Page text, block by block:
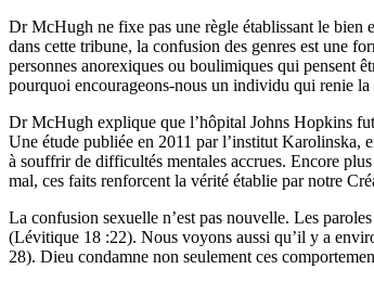
Dr McHugh ne fixe pas une règle établissant le bien
dans cette tribune, la confusion des genres est une
personnes anorexiques ou boulimiques qui pensent
pourquoi encourageons-nous un individu qui renie
Dr McHugh explique que l’hôpital Johns Hopkins
Une étude publiée en 2011 par l’institut Karolinska,
à souffrir de difficultés mentales accrues. Encore
mal, ces faits renforcent la vérité établie par notre
La confusion sexuelle n’est pas nouvelle. Les
(Lévitique 18 :22). Nous voyons aussi qu’il y a
28). Dieu condamne non seulement ces